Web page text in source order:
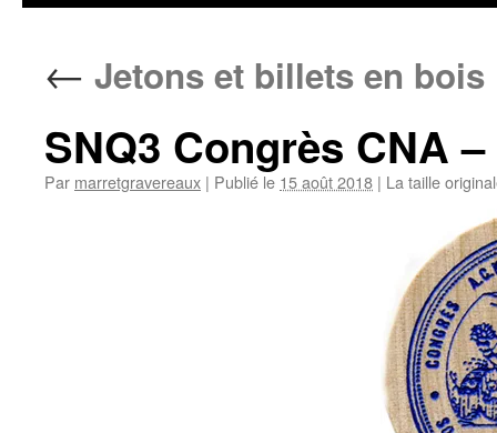
← Jetons et billets en bois
SNQ3 Congrès CNA
Par marretgravereaux | Publié le 15 août 2018 | La taille